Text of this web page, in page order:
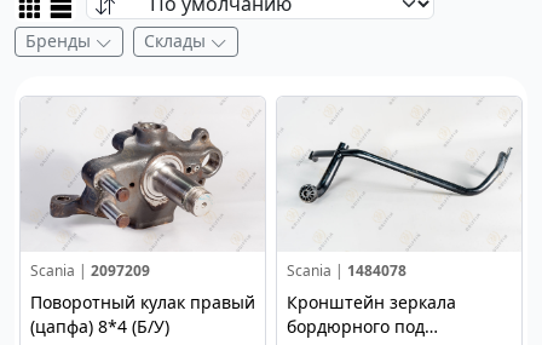
Бренды Склады
Scania | 2097209
Поворотный кулак правый
(цапфа) 8*4 (Б/У)
Scania | 1484078
Кронштейн зеркала
бордюрного под